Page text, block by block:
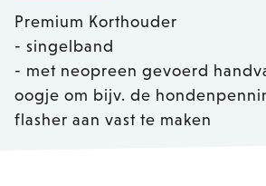
Premium Korthouder
- singelband
- met neopreen gevoerd
oogje om bijv. de
flasher aan vast te maken